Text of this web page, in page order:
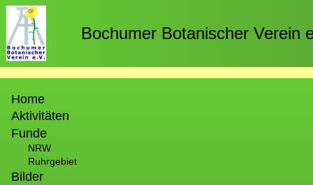
Direkt
zum
Inhalt
Bochumer Botanischer Verein
Home
Aktivitäten
Funde
NRW
Ruhrgebiet
Bilder